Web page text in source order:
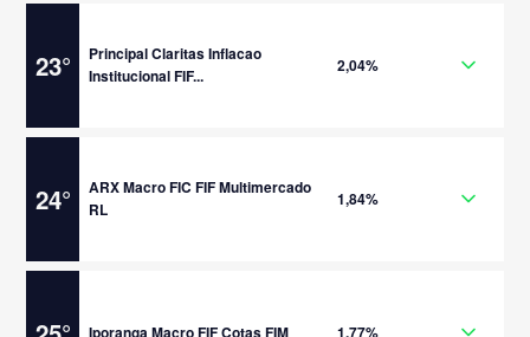
23°
Principal Claritas Inflacao
Institucional FIF...
2,04%
24°
ARX Macro FIC FIF Multimercado
RL
1,84%
Iporanga Macro FIF Cotas FIM 1,77%